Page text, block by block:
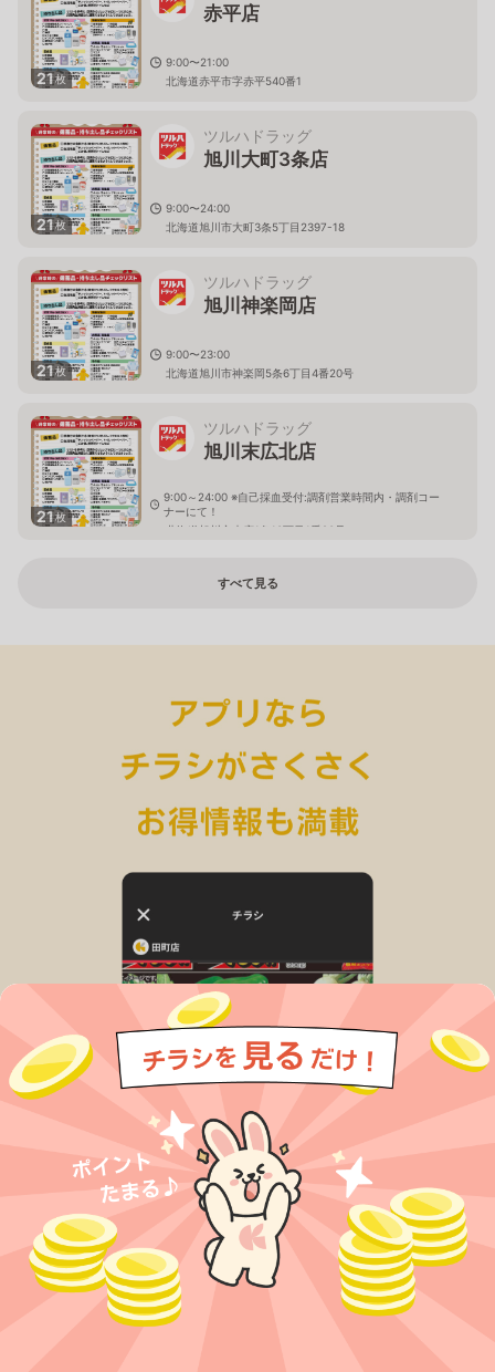
21枚
赤平店
9:00〜21:00
北海道赤平市字赤平540番1
21枚
ツルハドラッグ
旭川大町3条店
9:00〜24:00
北海道旭川市大町3条5丁目2397-18
21枚
ツルハドラッグ
旭川神楽岡店
9:00〜23:00
北海道旭川市神楽岡5条6丁目4番20号
21枚
ツルハドラッグ
旭川末広北店
9:00～24:00 ※自己採血受付:調剤営業時間内・調剤コー
ナーにて！
北海道旭川市末広1条10丁目1番20号
すべて見る